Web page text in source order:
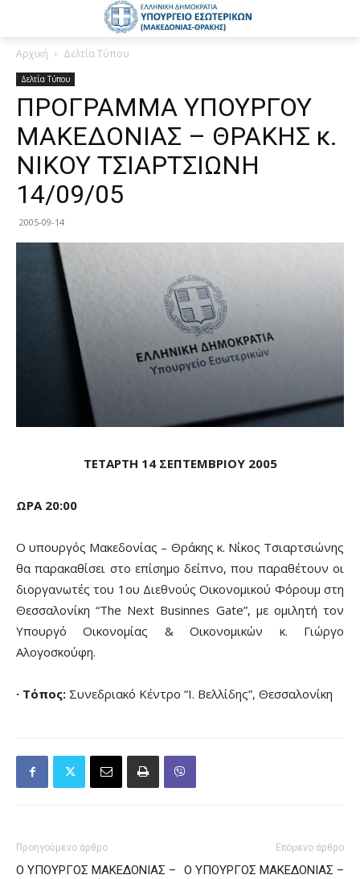
Αρχική Δελτία Τύπου
Δελτία Τύπου
ΠΡΟΓΡΑΜΜΑ ΥΠΟΥΡΓΟΥ
ΜΑΚΕΔΟΝΙΑΣ – ΘΡΑΚΗΣ κ.
ΝΙΚΟΥ ΤΣΙΑΡΤΣΙΩΝΗ
14/09/05
2005-09-14
ΤΕΤΑΡΤΗ 14 ΣΕΠΤΕΜΒΡΙΟΥ 2005
ΩΡΑ 20:00
Ο υπουργός Μακεδονίας – Θράκης κ. Νίκος Τσιαρτσιώνης
θα παρακαθίσει στο επίσημο δείπνο, που παραθέτουν οι
διοργανωτές του 1ου Διεθνούς Οικονομικού Φόρουμ στη
Θεσσαλονίκη “The Next Businnes Gate”, με ομιλητή τον
Υπουργό Οικονομίας & Οικονομικών κ. Γιώργο
Αλογοσκούφη.
· Τόπος: Συνεδριακό Κέντρο “Ι. Βελλίδης”, Θεσσαλονίκη
Προηγούμενο άρθρο
Ο ΥΠΟΥΡΓΟΣ ΜΑΚΕΔΟΝΙΑΣ –
Επόμενο άρθρο
Ο ΥΠΟΥΡΓΟΣ ΜΑΚΕΔΟΝΙΑΣ –